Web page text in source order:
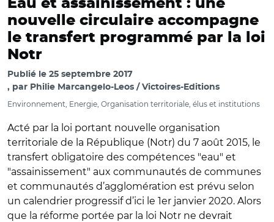
Eau et assainissement : une
nouvelle circulaire accompagne
le transfert programmé par la loi
Notr
Publié le 25 septembre 2017
par Philie Marcangelo-Leos / Victoires-Editions
Environnement, Energie, Organisation territoriale, élus et institutions
Acté par la loi portant nouvelle organisation
territoriale de la République (Notr) du 7 août 2015, le
transfert obligatoire des compétences "eau" et
"assainissement" aux communautés de communes
et communautés d’agglomération est prévu selon
un calendrier progressif d’ici le 1er janvier 2020. Alors
que la réforme portée par la loi Notr ne devrait